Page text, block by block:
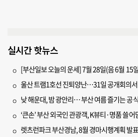
실시간 핫뉴스
[부산일보 오늘의 운세] 7월 28일(음 6월 15
울산 트램1호선 진퇴양난…31일 공개회의
낮 해운대, 밤 광안리… 부산 여름 즐기는 공식
‘큰손’ 부산 외국인 관광객, K뷰티·명품 쓸어
렛츠런파크 부산경남, 8월 경마시행계획 발